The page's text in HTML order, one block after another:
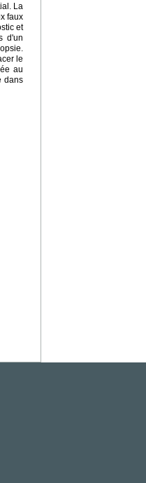
La
faux
et
d'un
le
au
dans